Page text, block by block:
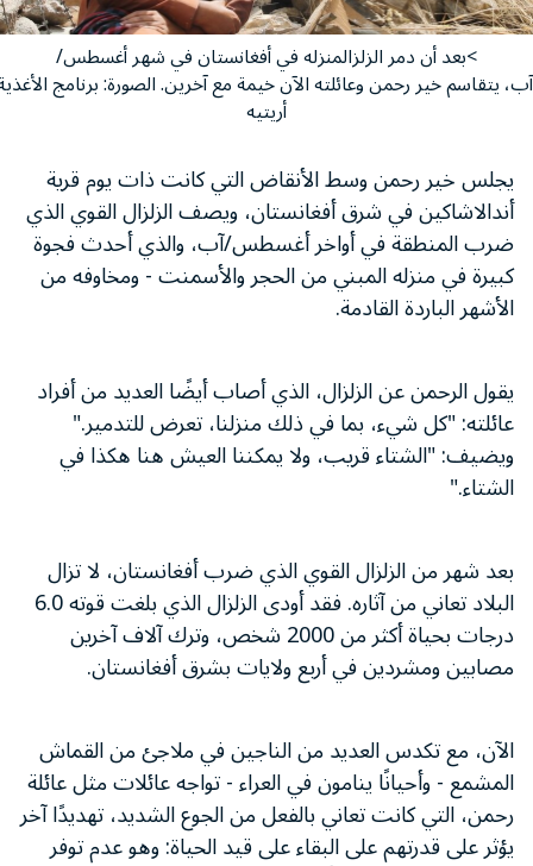
>بعد أن دمر الزلزالمنزله في أفغانستان في شهر أغسطس/
آب، يتقاسم خير رحمن وعائلته الآن خيمة مع آخرين. الصورة: برنامج
أريتيه
يجلس خير رحمن وسط الأنقاض التي كانت ذات يوم قرية
أندالاشاكين في شرق أفغانستان، ويصف الزلزال القوي الذي
ضرب المنطقة في أواخر أغسطس/آب، والذي أحدث فجوة
كبيرة في منزله المبني من الحجر والأسمنت - ومخاوفه من
الأشهر الباردة القادمة.
يقول الرحمن عن الزلزال، الذي أصاب أيضًا العديد من أفراد
عائلته: "كل شيء، بما في ذلك منزلنا، تعرض للتدمير."
ويضيف: "الشتاء قريب، ولا يمكننا العيش هنا هكذا في
الشتاء."
بعد شهر من الزلزال القوي الذي ضرب أفغانستان، لا تزال
البلاد تعاني من آثاره. فقد أودى الزلزال الذي بلغت قوته 6.0
درجات بحياة أكثر من 2000 شخص، وترك آلاف آخرين
مصابين ومشردين في أربع ولايات بشرق أفغانستان.
الآن، مع تكدس العديد من الناجين في ملاجئ من القماش
المشمع - وأحيانًا ينامون في العراء - تواجه عائلات مثل عائلة
رحمن، التي كانت تعاني بالفعل من الجوع الشديد، تهديدًا آخر
يؤثر على قدرتهم على البقاء على قيد الحياة: وهو عدم توفر